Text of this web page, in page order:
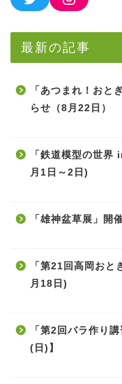
最新の記事
「あつまれ！おと
らせ（8月22日）
「鉄道模型の世界
月1日～2日)
「雄神盆草展」開
「第21回高岡お
月18日)
「第2回バラ作り
(日)】